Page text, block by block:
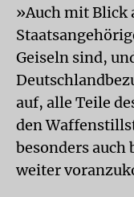
»Auch mit Blick
Geiseln sind,
auf, alle Teile
den
besonders auch
weiter